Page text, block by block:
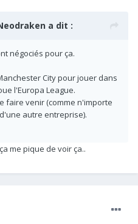
a dit :
négociés pour ça.
City pour jouer dans
l'Europa League.
faire venir (comme n'importe
autre entreprise).
me pique de voir ça..